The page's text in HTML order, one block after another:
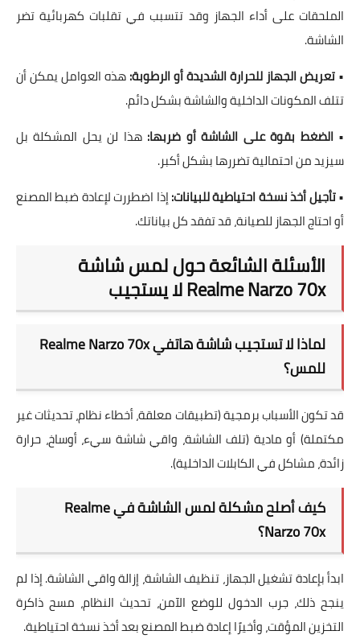
الملحقات على أداء الجهاز وقد تتسبب في تقلبات كهربائية تضر
الشاشة.
•تعريض الجهاز للحرارة الشديدة أو الرطوبة:هذه العوامل يمكن أن
تتلف المكونات الداخلية والشاشة بشكل دائم.
•الضغط بقوة على الشاشة أو ضربها: هذا لن يحل المشكلة بل
سيزيد من احتمالية تضررها بشكل أكبر.
•تأجيل أخذ نسخة احتياطية للبيانات:إذا اضطررت لإعادة ضبط المصنع
أو احتاج الجهاز للصيانة، قد تفقد كل بياناتك.
الأسئلة الشائعة حول لمس شاشة
Realme Narzo 70x لا يستجيب
لماذا لا تستجيب شاشة هاتفي Realme Narzo 70x
للمس؟
قد تكون الأسباب برمجية (تطبيقات معلقة، أخطاء نظام، تحديثات غير
مكتملة) أو مادية (تلف الشاشة، واقي شاشة سيء، أوساخ، حرارة
زائدة، مشاكل في الكابلات الداخلية).
كيف أصلح مشكلة لمس الشاشة في Realme
Narzo 70x؟
ابدأ بإعادة تشغيل الجهاز، تنظيف الشاشة، إزالة واقي الشاشة. إذا لم
ينجح ذلك، جرب الدخول للوضع الآمن، تحديث النظام، مسح ذاكرة
التخزين المؤقت، وأخيرًا إعادة ضبط المصنع بعد أخذ نسخة احتياطية.